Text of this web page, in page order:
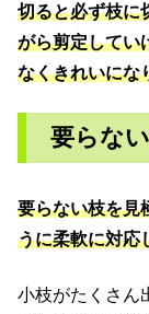
切ると必ず枝に
がら剪定してい
なくきれいにな
要らな
要らない枝を見
うに柔軟に対応
小枝がたくさん